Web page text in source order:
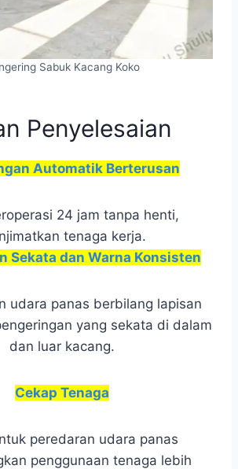
Sabuk Kacang Koko
Penyelesaian
Automatik Berterusan
24 jam tanpa henti,
tenaga kerja.
Sekata dan Warna Konsisten
udara panas berbilang lapisan
yang sekata di dalam
dan luar kacang.
Cekap Tenaga
peredaran udara panas
penggunaan tenaga lebih